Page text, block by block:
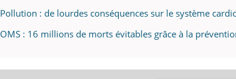
Pollution : de lourdes conséquences sur le système
OMS : 16 millions de morts évitables grâce à la